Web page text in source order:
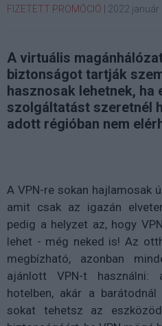
FIZETETT PROMÓCIÓ 2022 január
A virtuális
biztonságot tartják
hasznosak lehetnek, ha
szolgáltatást szeretnél
adott régióban nem
A VPN-re sokan hajlamosak
amit csak az igazán
pedig a helyzet az, hogy
lehet - még neked is! Az
megbízható, azonban
ajánlott VPN-t használni:
hotelben, akár a
sokat tehetsz az